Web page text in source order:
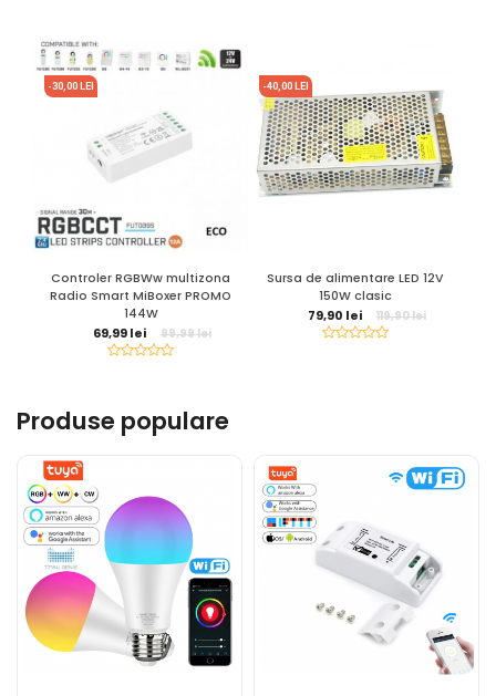
-30,00 LEI
Controler RGBWw multizona
Radio Smart MiBoxer PROMO
144W
69,99 lei
99,99 lei
-40,00 LEI
Sursa de alimentare LED 12V
150W clasic
79,90 lei
119,90 lei
Produse populare